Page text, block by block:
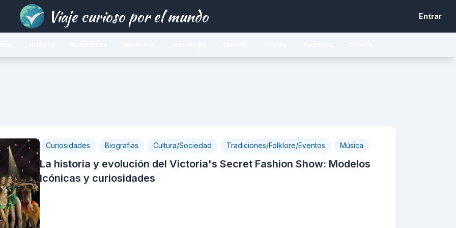
Viaje curioso por el mundo Entrar
Curiosidades Biografias Cultura/Sociedad Tradiciones/Folklore/Eventos Música
La historia y evolución del Victoria's Secret Fashion Show: Modelos
Icónicas y curiosidades